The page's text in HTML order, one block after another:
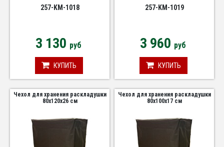
257-KM-1018
3 130 руб
КУПИТЬ
257-KM-1019
3 960 руб
КУПИТЬ
Чехол для хранения раскладушки
80х120х26 см
Чехол для хранения раскладушки
80х100х17 см